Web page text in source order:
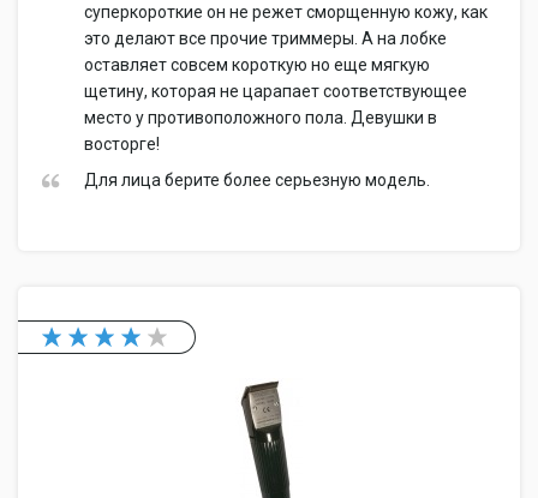
суперкороткие он не режет сморщенную кожу, как
это делают все прочие триммеры. А на лобке
оставляет совсем короткую но еще мягкую
щетину, которая не царапает соответствующее
место у противоположного пола. Девушки в
восторге!
Для лица берите более серьезную модель.